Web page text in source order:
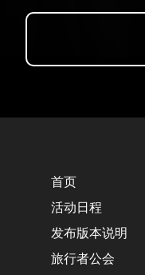
首页
活动日程
发布版本说明
旅行者公会